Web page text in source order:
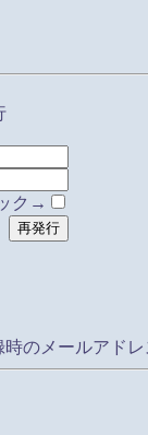
ク→
のメールアド